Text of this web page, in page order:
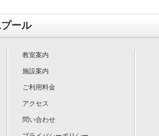
ール
教室案内
施設案内
ご利用料金
アクセス
問い合わせ